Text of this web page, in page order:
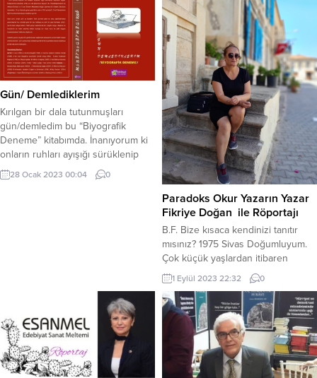
Gün/ Demlediklerim
Kırılgan bir dala tutunmuşları
gün/demledim bu “Biyografik
Deneme” kitabımda. İnanıyorum ki
onların ruhları ayışığı sürüklenip
giderken, atılan oklarla hep delik
deşiktir! Ve yine inanıyorum ki;
28 Ocak 2023 00:04 0
Paradoks Okur Yazarın Yazar
Fikriye Doğan ile Röportajı
B.F. Bize kısaca kendinizi tanıtır
mısınız? 1975 Sivas Doğumluyum.
Çok küçük yaşlardan itibaren
ailemle İstanbul’da yaşamaya
başladık. Beş kız bir erkek çocuğu
olmak üzere altı kardeşin üçüncü
ferdiyim. İlkokul mezunuyum.
Hayat şartların zorluğu yüzünden
ilkokulu bitirdikten sonra aileme
katkıda bulunmak için çalışmaya
başladım. Tahsil hayatım ilkokulla
1 Eylül 2023 22:32 0